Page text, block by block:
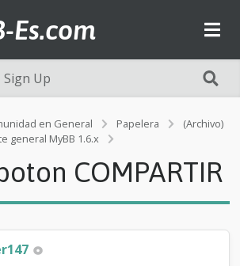
Es.com
Sign Up
en General Papelera
(Archivo)
general MyBB 1.6.x
l
c
r
COMPARTIR